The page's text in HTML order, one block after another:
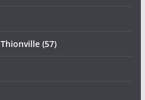
(57)